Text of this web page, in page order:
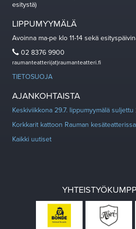
esitystä)
LIPPUMYYMÄLÄ
Avoinna ma-pe klo 11-14 sekä
02 8376 9900
raumanteatteri(at)raumanteatteri.fi
TIETOSUOJA
AJANKOHTAISTA
Keskiviikkona 29.7. lippumyymälä suljettu
Korkkarit kattoon Rauman kesäteatterissa
Kaikki uutiset